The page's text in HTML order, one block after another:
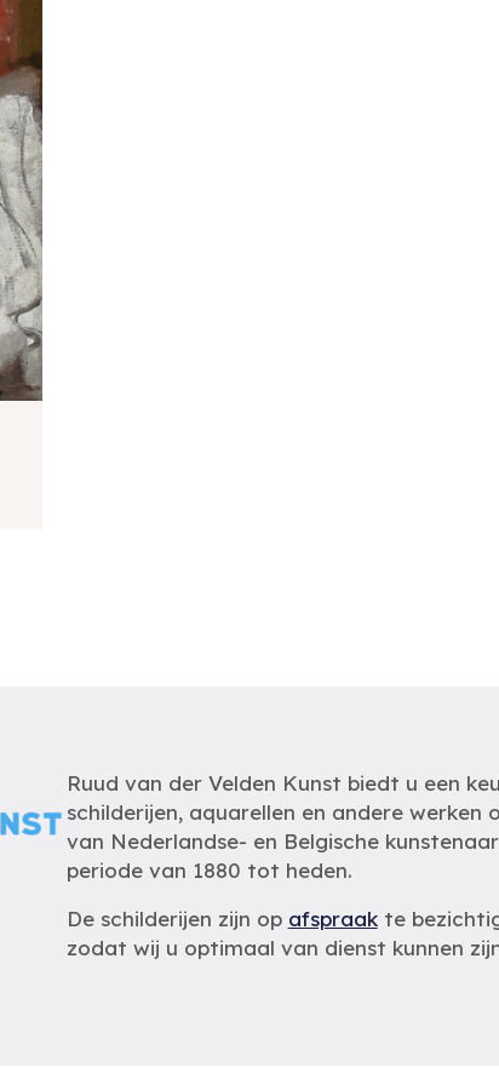
Ruud van der Velden Kunst biedt u een
schilderijen, aquarellen en andere werken
van Nederlandse- en Belgische
periode van 1880 tot heden.
De schilderijen zijn op afspraakte
zodat wij u optimaal van dienst kunnen